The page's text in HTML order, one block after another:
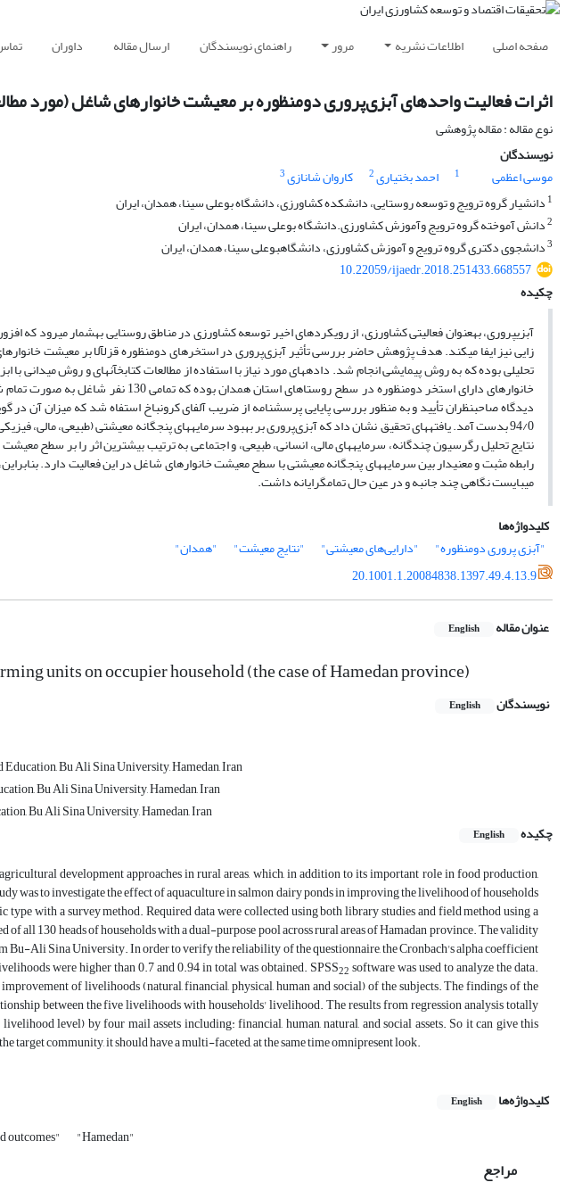
صفحه اصلی اطلاعات نشریه مرور راهنمای نویسندگان ارسال مقاله داوران
اثرات فعالیت واحدهای آبزی‌پروری دومنظوره بر معیشت خانوارهای شاغل (مورد
نوع مقاله : مقاله پژوهشی
نویسندگان
موسی اعظمی
1 احمد بختیاری2 کاروان شانازی3
1 دانشیار گروه ترویج و توسعه روستایی، دانشکده کشاورزی، دانشگاه بوعلی سینا، همدان، ایران
2دانش آموخته گروه ترویج وآموزش کشاورزی.دانشگاه بوعلی سینا، همدان، ایران
3دانشجوی دکتری گروه ترویج و آموزش کشاورزی، دانشگاهبوعلی سینا، همدان، ایران
10.22059/ijaedr.2018.251433.668557
چکیده
آبزی­پروری، به­عنوان فعالیتی کشاورزی، از رویکردهای اخیر توسعه کشاورزی در مناطق روستایی به­شمار می­رود که
زایی نیز ایفا می­کند. هدف پژوهش حاضر بررسی تأثیر آبزی‌پروری در استخرهای دومنظوره قزل­آلا بر معیشت
تحلیلی بوده که به روش پیمایشی انجام شد. داده­­­های مورد نیاز با استفاده از مطالعات کتابخآنهای و روش
خانوارهای دارای استخر دومنظوره در سطح
94/0 بدست آمد. یافته­های تحقیق نشان داد که آبزی‌پروری بر بهبود سرمایه­های پنج­گانه معیشتی (طبیعی، مالی،
نتایج تحلیل رگرسیون چندگانه، سرمایه­های مالی، انسانی، طبیعی، و اجتماعی به ترتیب بیشترین اثر را بر سطح
رابطه مثبت و معنی­دار بین سرمایه­های پنج­گانه معیشتی با سطح معیشت خانوارهای شاغل در این فعالیت دارد.
می­بایست نگاهی چند جانبه و در عین حال تمام­گرایانه داشت.
کلیدواژه‌ها
"آبزی پروری دومنظوره"
"دارایی‌های معیشتی" "نتایج معیشت"
"همدان"
20.1001.1.20084838.1397.49.4.13.9
عنوان مقاله English
units on occupier household (the case of Hamedan province)
نویسندگان English
Bu Ali Sina University, Hamedan, Iran
Bu Ali Sina University, Hamedan, Iran
Bu Ali Sina University, Hamedan, Iran
چکیده
English
development approaches in rural areas, which, in addition to its important role in food production,
was to investigate the effect of aquaculture in salmon dairy ponds in improving the livelihood of households
with a survey method. Required data were collected using both library studies and field method using a
all 130 heads of households with a dual-purpose pool across rural areas of Hamadan province. The validity
Bu-Ali Sina University. In order to verify the reliability of the questionnaire, the Cronbach's alpha coefficient
were higher than 0.7 and 0.94 in total was obtained. SPSS22 software was used to analyze the data.
of livelihoods (natural, financial, physical, human and social) of the subjects. The findings of the
between the five livelihoods with households' livelihood. The results from regression analysis totally
level) by four mail assets including: financial, human, natural, and social assets. So it can give this
target community, it should have a multi-faceted, at the same time omnipresent look.
کلیدواژه‌ها English
outcomes" "Hamedan"
مراجع